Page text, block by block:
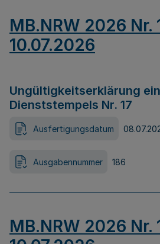
MB.NRW 2026 Nr.
10.07.2026
Ungültigkeitserklärung
Dienststempels Nr. 17
Ausfertigungsdatum
Ausgabennummer 186
MB.NRW 2026 Nr.